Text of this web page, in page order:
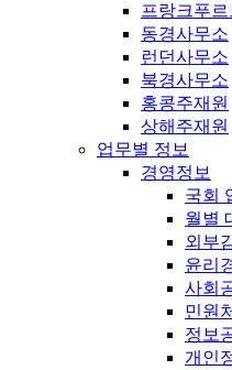
프랑크푸
동경사무소
런던사무소
북경사무소
홍콩주재원
상해주재원
업무별 정보
경영정보
국회
월별
외부
윤리
사회
민원
정보
개인